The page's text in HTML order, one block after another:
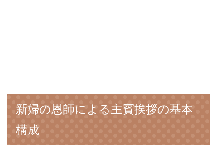
新婦の恩師による主賓挨拶の基本
構成